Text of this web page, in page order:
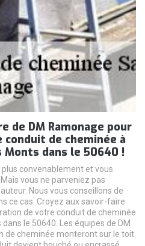
de DM Ramonage pour
de cheminée à
Monts dans le 50640 !
convenablement et vous
vous ne parveniez pas
Nous vous conseillons de
ce cas. Croyez aux savoir-faire
de votre conduit de cheminée
le 50640. Les équipes de DM
de cheminée monteront sur le toit